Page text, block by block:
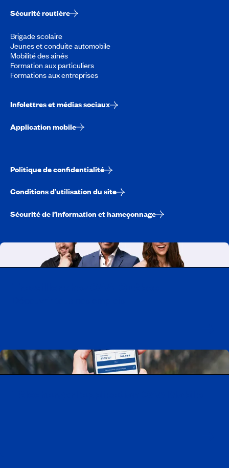
Sécurité routière
Brigade scolaire
Jeunes et conduite automobile
Mobilité des aînés
Formation aux particuliers
Formations aux entreprises
Infolettres et médias sociaux
Application mobile
Politique de confidentialité
Conditions d’utilisation du site
Sécurité de l’information et hameçonnage